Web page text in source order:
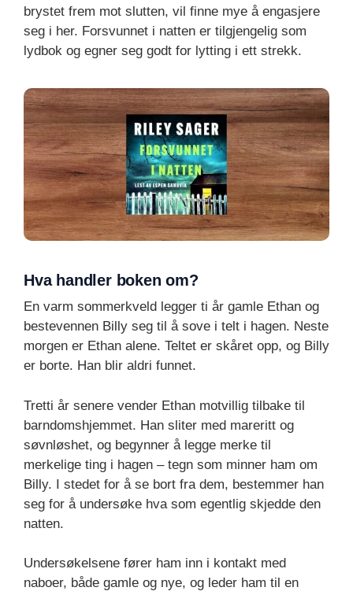
brystet frem mot slutten, vil finne mye å engasjere
seg i her. Forsvunnet i natten er tilgjengelig som
lydbok og egner seg godt for lytting i ett strekk.
Hva handler boken om?
En varm sommerkveld legger ti år gamle Ethan og
bestevennen Billy seg til å sove i telt i hagen. Neste
morgen er Ethan alene. Teltet er skåret opp, og Billy
er borte. Han blir aldri funnet.
Tretti år senere vender Ethan motvillig tilbake til
barndomshjemmet. Han sliter med mareritt og
søvnløshet, og begynner å legge merke til
merkelige ting i hagen – tegn som minner ham om
Billy. I stedet for å se bort fra dem, bestemmer han
seg for å undersøke hva som egentlig skjedde den
natten.
Undersøkelsene fører ham inn i kontakt med
naboer, både gamle og nye, og leder ham til en